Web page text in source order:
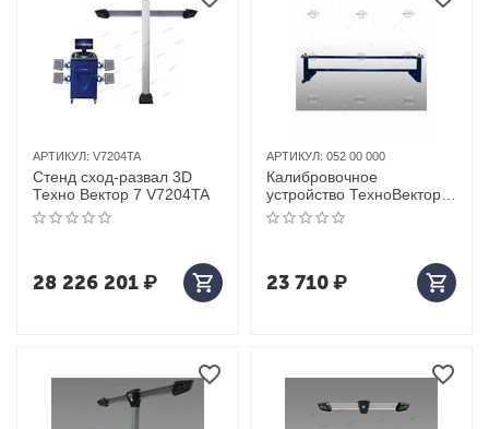
АРТИКУЛ: V7204TA
Стенд сход-развал 3D
Техно Вектор 7 V7204TA
28 226 201₽
АРТИКУЛ: 052 00 000
Калибровочное
устройство ТехноВектор 7
Техновектор (Тула) арт.
052 00 000
23 710₽